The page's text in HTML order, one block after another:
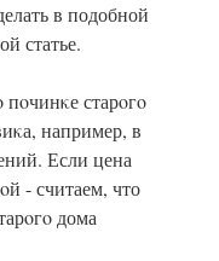
в подобной
статье.
старοгο
например, в
Если цена
- считаем, что
дома